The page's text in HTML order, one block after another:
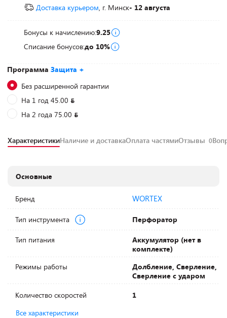
Программа Защита +
Без расширенной гарантии
На 1 год 45.00
На 2 года 75.00
Доставка курьером, г. Минск- 12 августа
Бонусы к начислению:9.25
Списание бонусов:до 10%
ХарактеристикиНаличие и доставкаОплата частямиОтзывы 0
Основные
Бренд WORTEX
Тип инструмента Перфоратор
Тип питания
Аккумулятор (нет в
комплекте)
Режимы работы
Долбление, Сверление,
Сверление с ударом
Количество скоростей
1
Все характеристики